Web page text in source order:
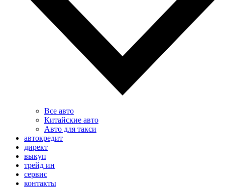
Все авто
Китайские авто
Авто для такси
автокредит
директ
выкуп
трейд ин
сервис
контакты